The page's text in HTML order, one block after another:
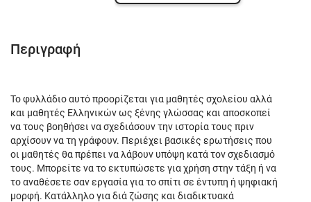
Περιγραφή
Το φυλλάδιο αυτό προορίζεται για μαθητές σχολείου αλλά
και μαθητές Ελληνικών ως ξένης γλώσσας και αποσκοπεί
να τους βοηθήσει να σχεδιάσουν την ιστορία τους πριν
αρχίσουν να τη γράφουν. Περιέχει βασικές ερωτήσεις που
οι μαθητές θα πρέπει να λάβουν υπόψη κατά τον σχεδιασμό
τους. Μπορείτε να το εκτυπώσετε για χρήση στην τάξη ή να
το αναθέσετε σαν εργασία για το σπίτι σε έντυπη ή ψηφιακή
μορφή. Κατάλληλο για διά ζώσης και διαδικτυακά